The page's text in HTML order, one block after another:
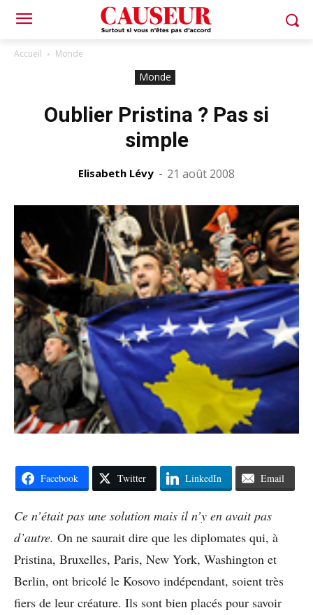
Accueil Monde
Monde
Oublier Pristina ? Pas si
simple
Elisabeth Lévy - 21 août 2008
Facebook Twitter LinkedIn Email
Ce n’était pas une solution mais il n’y en avait pas
d’autre. On ne saurait dire que les diplomates qui, à
Pristina, Bruxelles, Paris, New York, Washington et
Berlin, ont bricolé le Kosovo indépendant, soient très
fiers de leur créature. Ils sont bien placés pour savoir